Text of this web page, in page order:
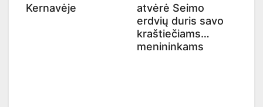
Kernavėje
atvėrė Seimo
erdvių duris savo
kraštiečiams
menininkams